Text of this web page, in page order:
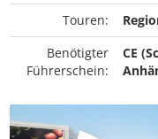
Touren:
Benötigter
Führerschein:
CE